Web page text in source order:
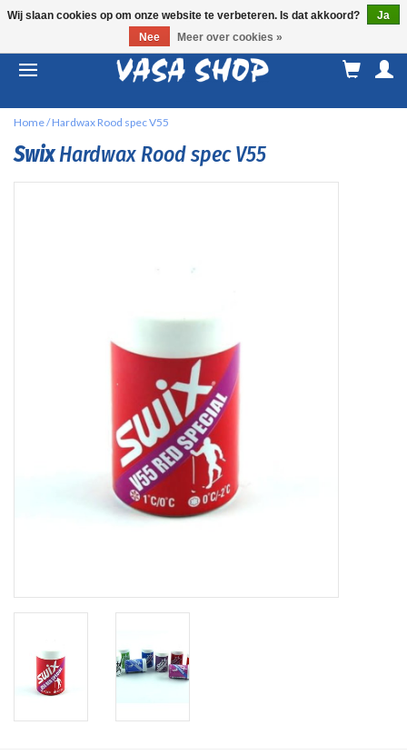
Home/Hardwax Rood spec V55
SwixHardwax Rood spec V55
Wij slaan cookies op om onze website te verbeteren. Is dat akkoord?
Ja
Nee
Meer over cookies »